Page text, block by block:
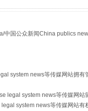
中国公众新闻China publics
system news等传媒网站拥有
legal system news等传媒网站
system news等传媒网站有